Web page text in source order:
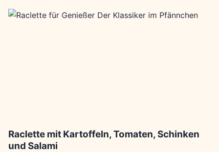
Raclette mit Kartoffeln, Tomaten, Schinken
und Salami